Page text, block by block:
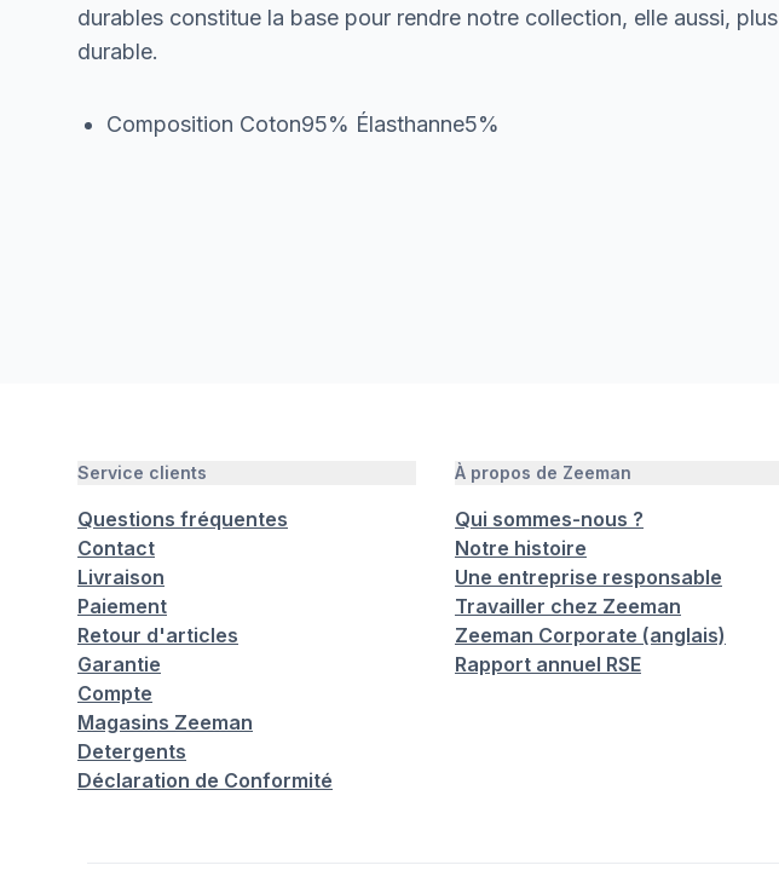
durables constitue la base pour rendre notre collection, elle aussi, plus
durable.
Composition Coton95% Élasthanne5%
Service clients
Questions fréquentes
Contact
Livraison
Paiement
Retour d'articles
Garantie
Compte
Magasins Zeeman
Detergents
Déclaration de Conformité
À propos de Zeeman
Qui sommes-nous ?
Notre histoire
Une entreprise responsable
Travailler chez Zeeman
Zeeman Corporate (anglais)
Rapport annuel RSE